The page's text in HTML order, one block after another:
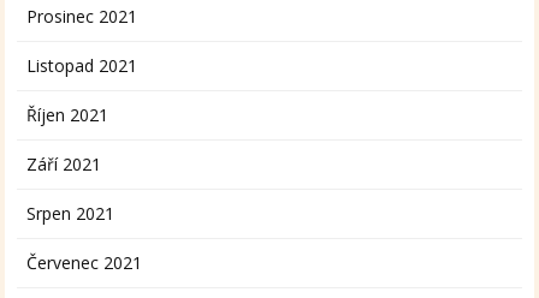
Prosinec 2021
Listopad 2021
Říjen 2021
Září 2021
Srpen 2021
Červenec 2021